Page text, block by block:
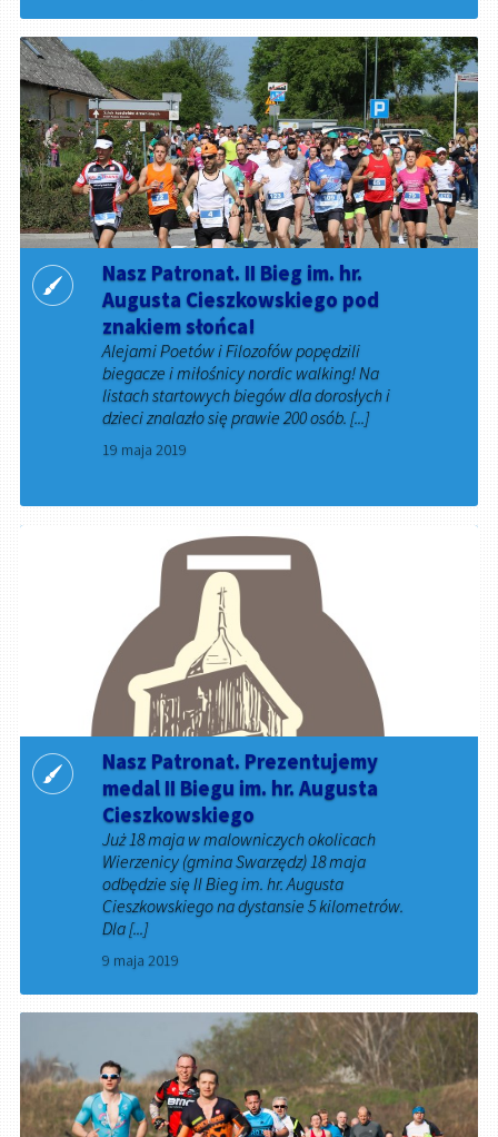
Nasz Patronat. II Bieg im. hr.
Augusta Cieszkowskiego pod
znakiem słońca!
Alejami Poetów i Filozofów popędzili
biegacze i miłośnicy nordic walking! Na
listach startowych biegów dla dorosłych i
dzieci znalazło się prawie 200 osób. [...]
19 maja 2019
Nasz Patronat. Prezentujemy
medal II Biegu im. hr. Augusta
Cieszkowskiego
Już 18 maja w malowniczych okolicach
Wierzenicy (gmina Swarzędz) 18 maja
odbędzie się II Bieg im. hr. Augusta
Cieszkowskiego na dystansie 5 kilometrów.
Dla [...]
9 maja 2019